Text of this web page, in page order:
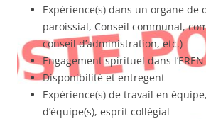
Expérience(s) dans un organe de
paroissial, Conseil communal,
conseil d’administration, etc.)
Engagement spirituel dans
Disponibilité et entregent
Expérience(s) de travail en
d’équipe(s), esprit collégial